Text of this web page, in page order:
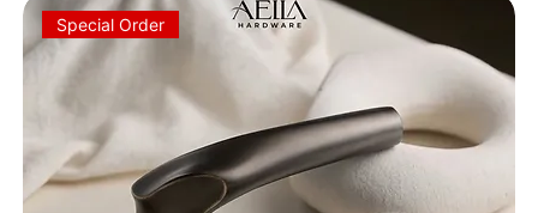
Special Order